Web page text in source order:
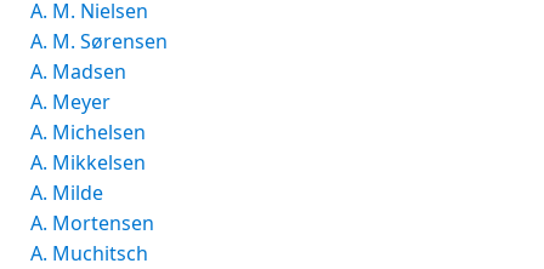
A. M. Nielsen
A. M. Sørensen
A. Madsen
A. Meyer
A. Michelsen
A. Mikkelsen
A. Milde
A. Mortensen
A. Muchitsch